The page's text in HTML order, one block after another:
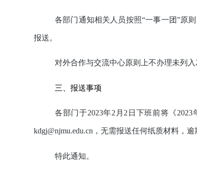
各部门通知相关人员按照“一事一团”原
报送。
对外合作与交流中心原则上不办理未列入
三、报送事项
各部门于2023年2 月 2 日下班前将《2023
kdgj@njmu.edu.cn ，无需报送任何纸质材料，
特此通知。